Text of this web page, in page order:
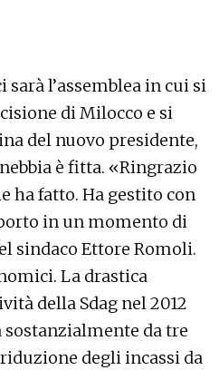
l’assemblea in cui si
di Milocco e si
del nuovo presidente,
è fitta. «Ringrazio
ha fatto. Ha gestito con
in un momento di
sindaco Ettore Romoli.
La drastica
della Sdag nel 2012
da tre
degli incassi da